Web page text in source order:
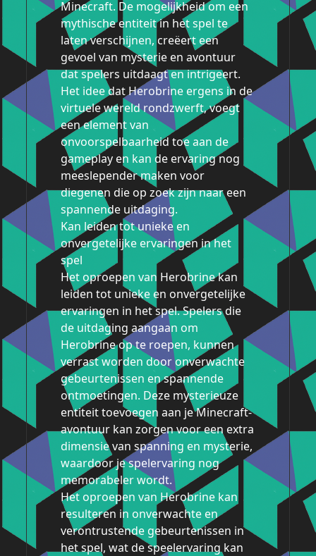
Minecraft. De mogelijkheid om een
mythische entiteit in het spel te
laten verschijnen, creëert een
gevoel van mysterie en avontuur
dat spelers uitdaagt en intrigeert.
Het idee dat Herobrine ergens in de
virtuele wereld rondzwerft, voegt
een element van
onvoorspelbaarheid toe aan de
gameplay en kan de ervaring nog
meeslepender maken voor
diegenen die op zoek zijn naar een
spannende uitdaging.
Kan leiden tot unieke en
onvergetelijke ervaringen in het
spel
Het oproepen van Herobrine kan
leiden tot unieke en onvergetelijke
ervaringen in het spel. Spelers die
de uitdaging aangaan om
Herobrine op te roepen, kunnen
verrast worden door onverwachte
gebeurtenissen en spannende
ontmoetingen. Deze mysterieuze
entiteit toevoegen aan je Minecraft-
avontuur kan zorgen voor een extra
dimensie van spanning en mysterie,
waardoor je spelervaring nog
memorabeler wordt.
Het oproepen van Herobrine kan
resulteren in onverwachte en
verontrustende gebeurtenissen in
het spel, wat de speelervaring kan